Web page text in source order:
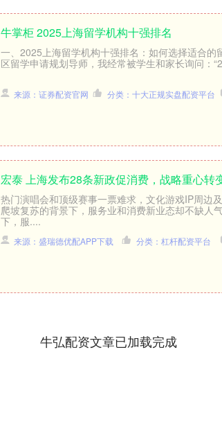
牛掌柜 2025上海留学机构十强排名
一、2025上海留学机构十强排名：如何选择适合
区留学申请规划导师，我经常被学生和家长询问：
来源：证券配资官网 分类：十大正规实盘配资平台
宏泰 上海发布28条新政促消费，战略重心转
热门演唱会和顶级赛事一票难求，文化游戏IP周边
爬坡复苏的背景下，服务业和消费新业态却不缺人
下，服....
来源：盛瑞德优配APP下载 分类：杠杆配资平台
牛弘配资文章已加载完成
21.92 0.57% 深证成指